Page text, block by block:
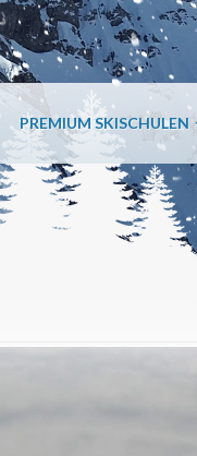
PREMIUM SKISCHULEN